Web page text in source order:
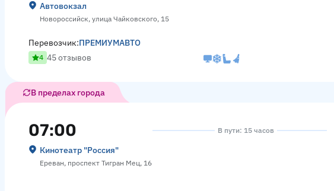
Автовокзал
Новороссийск, улица Чайковского, 15
Перевозчик:ПРЕМИУМАВТО
4 45 отзывов
В пределах города
07:00
Кинотеатр "Россия"
Ереван, проспект Тигран Мец, 16
В пути: 15 часов